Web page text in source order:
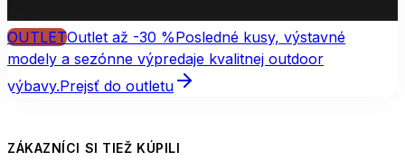
OUTLETOutlet až -30 %Posledné kusy, výstavné
modely a sezónne výpredaje kvalitnej outdoor
výbavy.Prejsť do outletu
ZÁKAZNÍCI SI TIEŽ KÚPILI